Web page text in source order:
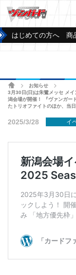
はじめての方へ 商
ホームお知らせ
3月30日(日)は朱鷺メッセ メ
潟会場が開催！ 『ヴァンガー
たトリオファイトのほか、当
2025/3/28 イ